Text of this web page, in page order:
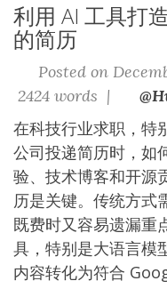
利用 AI 工具打
的简历
Posted on
2424 words |
在科技行业求职，特
公司投递简历时，如
验、技术博客和开源
历是关键。传统方式
既费时又容易遗漏重
具，特别是大语言模
内容转化为符合